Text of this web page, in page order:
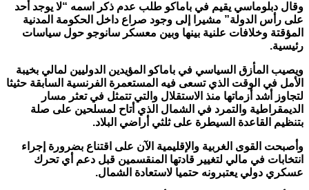
وقال دبلوماسي يقيم في باماكو طلب عدم ذكر اسمه “لا يوجد أحد
على رأس الدولة” مشيرا إلى وجود صراع داخل الحكومة المدنية
المؤقتة وخلافات علنية بينها وبين معسكر سانوجو حول سياسات
رئيسية.
ويصيب المأزق السياسي في باماكو المؤيدين الدوليين لمالي بخيبة
الأمل في الوقت الذي تسعى فيه المستعمرة الفرنسية السابقة حثيثا
لتجاوز أشد أزماتها منذ الاستقلال والتي تتمثل في تعثر مسار
الديمقراطية والتمرد في الشمال الذي أتاح لمسلحين على صلة
بتنظيم القاعدة السيطرة على ثلثي أراضي البلاد.
وأصبحت القوى الغربية والإقليمية الآن على اقتناع بضرورة إجراء
انتخابات في مالي لتغيير قادتها المنقسمين قبل دعم أي تحرك
عسكري دولي يعتبرونه حتميا لاستعادة الشمال.